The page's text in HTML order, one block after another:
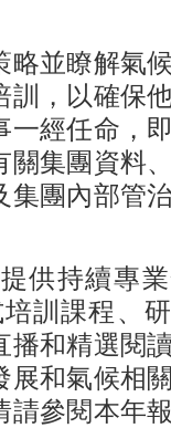
略並瞭解氣
訓，以確保
一經任命，
關集團資料
集團內部管
供持續專
培訓課程、
播和精選閱
展和氣候相
請參閱本年